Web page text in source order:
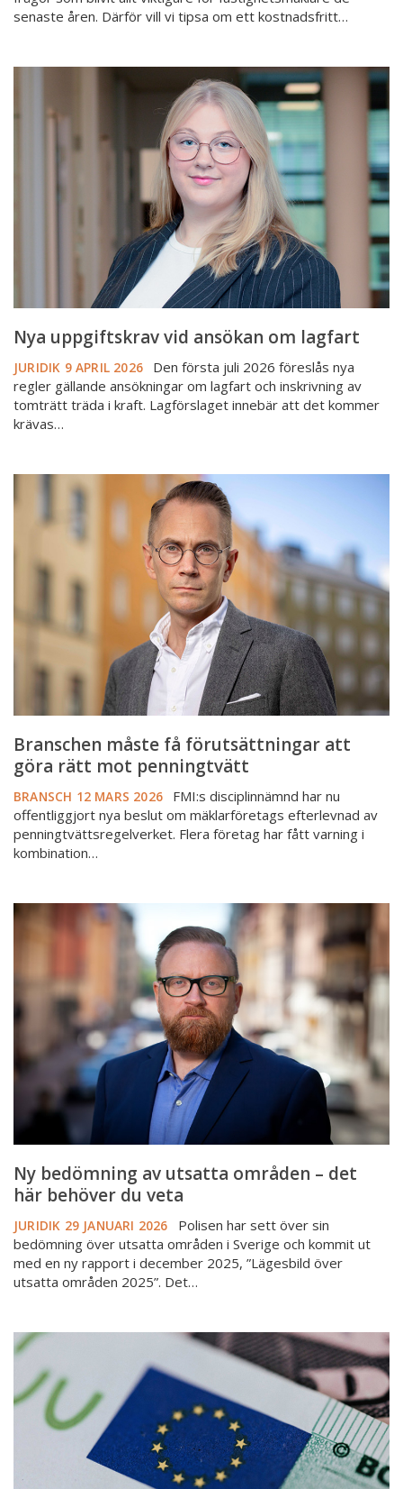
senaste åren. Därför vill vi tipsa om ett kostnadsfritt…
Nya
Nya uppgiftskrav vid ansökan om lagfart
JURIDIK 9 APRIL 2026
Den första juli 2026 föreslås nya
regler gällande ansökningar om lagfart och inskrivning av
tomträtt träda i kraft. Lagförslaget innebär att det kommer
krävas…
Branschen
förutsättningar
rätt
mot
Branschen måste få förutsättningar att
göra rätt mot penningtvätt
BRANSCH 12 MARS 2026
FMI:s disciplinnämnd har nu
offentliggjort nya beslut om mäklarföretags efterlevnad av
penningtvättsregelverket. Flera företag har fått varning i
kombination…
Ny
bedömning
områden
här
behöver
veta
Ny bedömning av utsatta områden – det
här behöver du veta
JURIDIK 29 JANUARI 2026
Polisen har sett över sin
bedömning över utsatta områden i Sverige och kommit ut
med en ny rapport i december 2025, ”Lägesbild över
utsatta områden 2025”. Det…
Uppdateringar
kommissionens
högrisktredjeländer